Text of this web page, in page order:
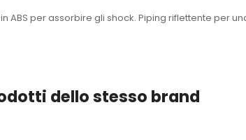
per assorbire gli shock. Piping riflettente per
dello stesso brand